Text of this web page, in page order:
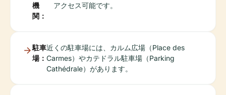
機
関：
アクセス可能です。
駐車
場：
近くの駐車場には、カルム広場（Place des
Carmes）やカテドラル駐車場（Parking
Cathédrale）があります。